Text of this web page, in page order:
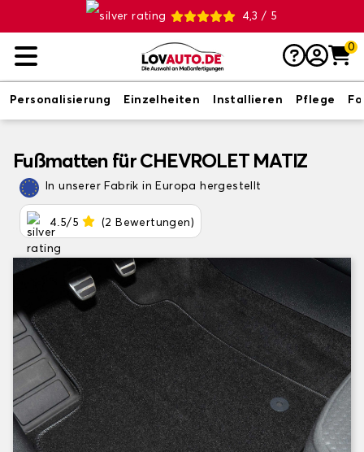
4,3 / 5
0
Personalisierung Einzelheiten Installieren Pflege
Fußmatten für CHEVROLET MATIZ
In unserer Fabrik in Europa hergestellt
4.5/5 (2 Bewertungen)